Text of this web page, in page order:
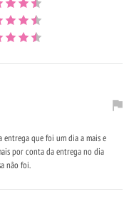
que foi um dia a mais e
por conta da entrega no dia
não foi.